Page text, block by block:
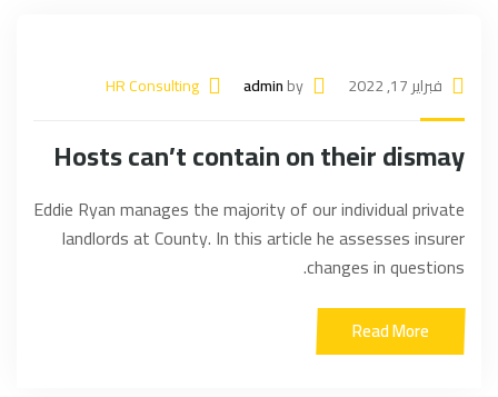
فبراير 17, 2022 by
admin
HR Consulting
Hosts can’t contain on their dismay
Eddie Ryan manages the majority of our individual private
landlords at County. In this article he assesses insurer
changes in questions.
Read More